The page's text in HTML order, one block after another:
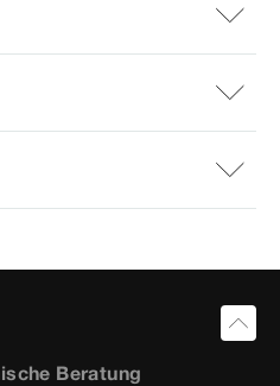
Beratung